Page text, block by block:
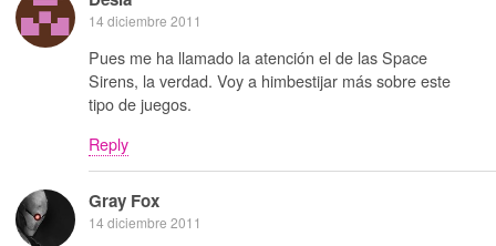
14 diciembre 2011
Pues me ha llamado la atención el de las Space
Sirens, la verdad. Voy a himbestijar más sobre este
tipo de juegos.
Reply
Gray Fox
14 diciembre 2011